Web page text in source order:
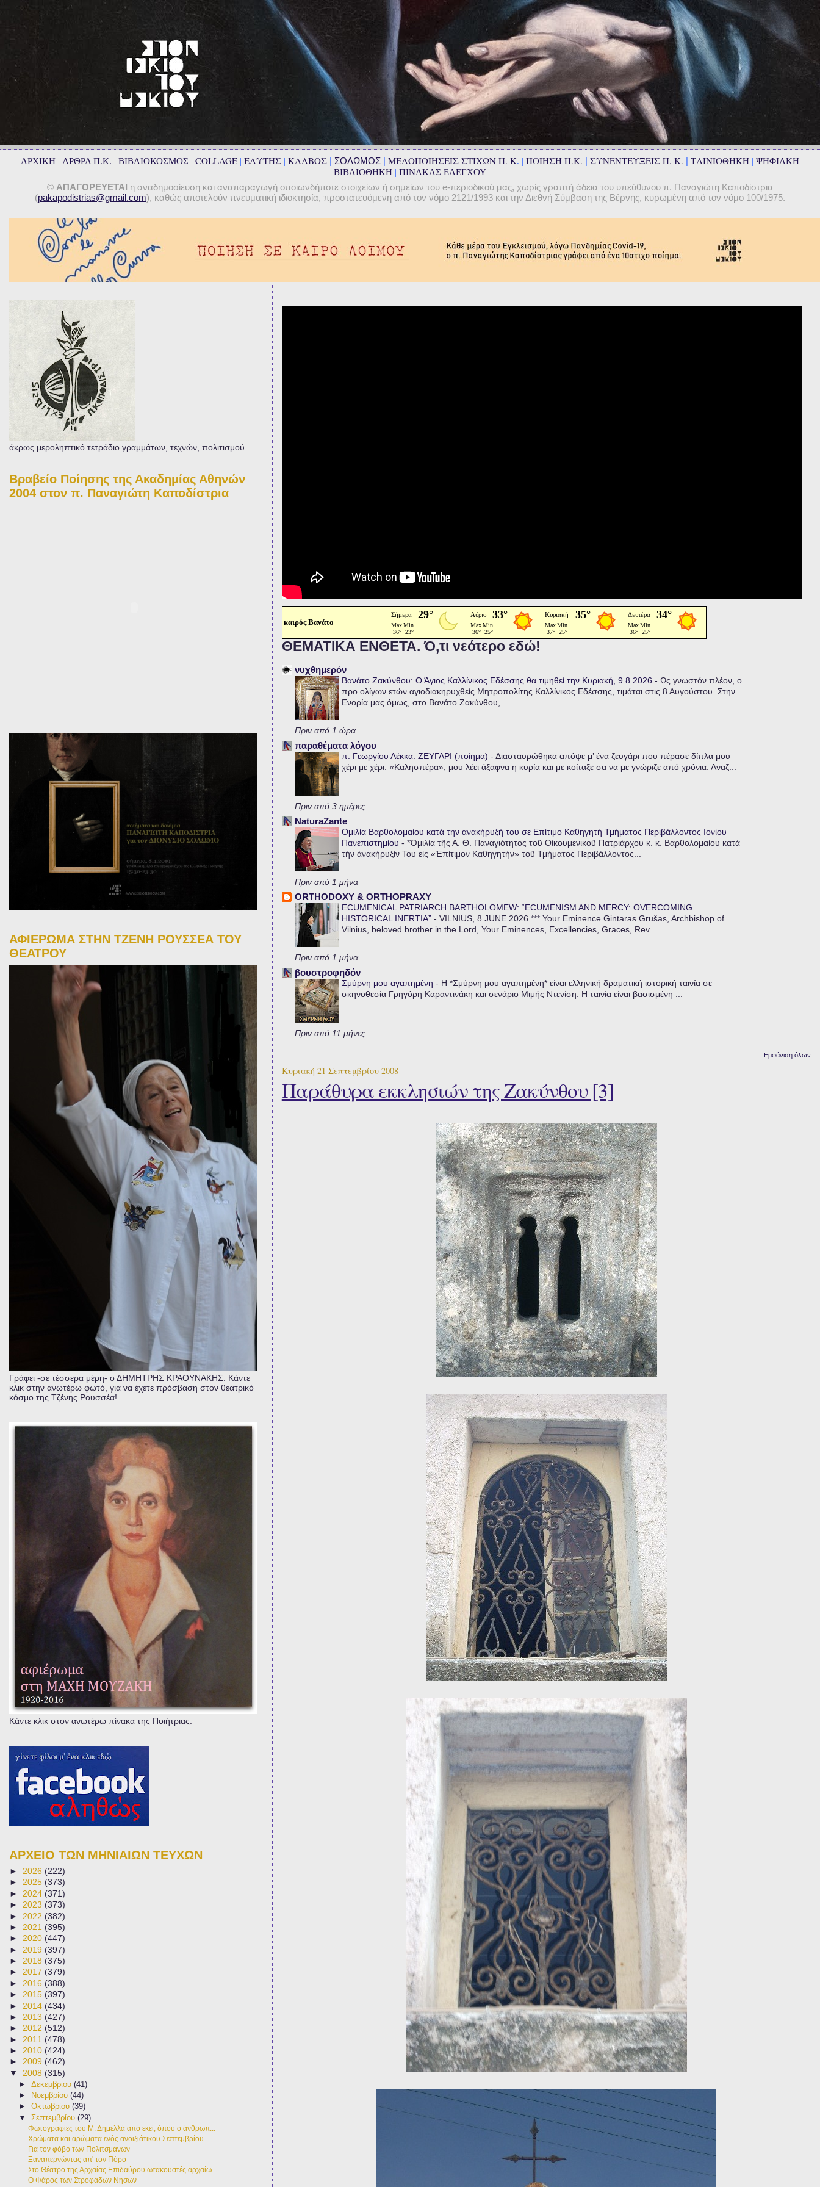
ΑΡΧΙΚΗ | ΑΡΘΡΑ Π.Κ. | ΒΙΒΛΙΟΚΟΣΜΟΣ | COLLAGE | ΕΛΥΤΗΣ | ΚΑΛΒΟΣ | ΣΟΛΩΜΟΣ | ΜΕΛΟΠΟΙΗΣΕΙΣ ΣΤΙΧΩΝ Π. Κ. | ΠΟΙΗΣΗ Π.Κ. | ΣΥΝΕΝΤΕΥΞΕΙΣ Π. Κ. | ΤΑΙΝΙΟΘΗΚΗ | ΨΗΦΙΑΚΗ
ΒΙΒΛΙΟΘΗΚΗ | ΠΙΝΑΚΑΣ ΕΛΕΓΧΟΥ
© ΑΠΑΓΟΡΕΥΕΤΑΙ η αναδημοσίευση και αναπαραγωγή οποιωνδήποτε στοιχείων ή σημείων του e-περιοδικού μας, χωρίς γραπτή άδεια του υπεύθυνου π. Παναγιώτη Καποδίστρια
(pakapodistrias@gmail.com), καθώς αποτελούν πνευματική ιδιοκτησία, προστατευόμενη από τον νόμο 2121/1993 και την Διεθνή Σύμβαση της Βέρνης, κυρωμένη από τον νόμο 100/1975.
καιρός Βανάτο
ΘΕΜΑΤΙΚΑ ΕΝΘΕΤΑ. Ό,τι νεότερο εδώ!
νυχθημερόν
Βανάτο Ζακύνθου: Ο Άγιος Καλλίνικος Εδέσσης θα τιμηθεί την Κυριακή, 9.8.2026 - Ως γνωστόν πλέον, ο
προ ολίγων ετών αγιοδιακηρυχθείς Μητροπολίτης Καλλίνικος Εδέσσης, τιμάται στις 8 Αυγούστου. Στην
Ενορία μας όμως, στο Βανάτο Ζακύνθου, ...
Πριν από 1 ώρα
παραθέματα λόγου
π. Γεωργίου Λέκκα: ΖΕΥΓΑΡΙ (ποίημα) - Διασταυρώθηκα απόψε μ’ ένα ζευγάρι που πέρασε δίπλα μου
χέρι με χέρι. «Καλησπέρα», μου λέει άξαφνα η κυρία και με κοίταξε σα να με γνώριζε από χρόνια. Αναζ...
Πριν από 3 ημέρες
NaturaZante
Ομιλία Βαρθολομαίου κατά την ανακήρυξή του σε Επίτιμο Καθηγητή Τμήματος Περιβάλλοντος Ιονίου
Πανεπιστημίου - *Ὁμιλία τῆς Α. Θ. Παναγιότητος τοῦ Οἰκουμενικοῦ Πατριάρχου κ. κ. Βαρθολομαίου κατά
τήν ἀνακήρυξίν Του εἰς «Ἐπίτιμον Καθηγητήν» τοῦ Τμήματος Περιβάλλοντος...
Πριν από 1 μήνα
ORTHODOXY & ORTHOPRAXY
ECUMENICAL PATRIARCH BARTHOLOMEW: “ECUMENISM AND MERCY: OVERCOMING
HISTORICAL INERTIA” - VILNIUS, 8 JUNE 2026 *** Your Eminence Gintaras Grušas, Archbishop of
Vilnius, beloved brother in the Lord, Your Eminences, Excellencies, Graces, Rev...
Πριν από 1 μήνα
βουστροφηδόν
Σμύρνη μου αγαπημένη - Η *Σμύρνη μου αγαπημένη* είναι ελληνική δραματική ιστορική ταινία σε
σκηνοθεσία Γρηγόρη Καραντινάκη και σενάριο Μιμής Ντενίση. Η ταινία είναι βασισμένη ...
Πριν από 11 μήνες
Εμφάνιση όλων
Κυριακή 21 Σεπτεμβρίου 2008
Παράθυρα εκκλησιών της Ζακύνθου [3]
άκρως μεροληπτικό τετράδιο γραμμάτων, τεχνών, πολιτισμού
Βραβείο Ποίησης της Ακαδημίας Αθηνών
2004 στον π. Παναγιώτη Καποδίστρια
ΑΦΙΕΡΩΜΑ ΣΤΗΝ ΤΖΕΝΗ ΡΟΥΣΣΕΑ ΤΟΥ
ΘΕΑΤΡΟΥ
Γράφει -σε τέσσερα μέρη- ο ΔΗΜΗΤΡΗΣ ΚΡΑΟΥΝΑΚΗΣ. Κάντε
κλικ στην ανωτέρω φωτό, για να έχετε πρόσβαση στον θεατρικό
κόσμο της Τζένης Ρουσσέα!
Κάντε κλικ στον ανωτέρω πίνακα της Ποιήτριας.
ΑΡΧΕΙΟ ΤΩΝ ΜΗΝΙΑΙΩΝ ΤΕΥΧΩΝ
► 2026 (222)
► 2025 (373)
► 2024 (371)
► 2023 (373)
► 2022 (382)
► 2021 (395)
► 2020 (447)
► 2019 (397)
► 2018 (375)
► 2017 (379)
► 2016 (388)
► 2015 (397)
► 2014 (434)
► 2013 (427)
► 2012 (512)
► 2011 (478)
► 2010 (424)
► 2009 (462)
▼ 2008 (315)
►Δεκεμβρίου(41)
►
Νοεμβρίου(44)
►Οκτωβρίου(39)
▼Σεπτεμβρίου(29)
Φωτογραφίες του Μ. Δημελλά από εκεί, όπου ο άνθρωπ...
Χρώματα και αρώματα ενός ανοιξιάτικου Σεπτεμβρίου
Για τον φόβο των Πολιτσμάνων
Ξαναπερνώντας απ' τον Πόρο
Στο Θέατρο της Αρχαίας Επιδαύρου ωτακουστές αρχαίω...
Ο Φάρος των Στροφάδων Νήσων